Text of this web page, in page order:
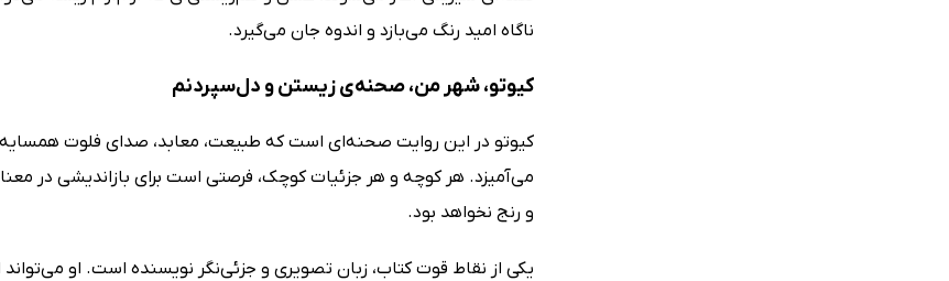
ناگاه امید رنگ می‌بازد و اندوه جان می‌گیرد.
کیوتو، شهر من، صحنه‌ی زیستن و دل‌سپردنم
کیوتو در این روایت صحنه‌ای است که طبیعت، معابد، صدای فلوت
می‌آمیزد. هر کوچه و هر جزئیات کوچک، فرصتی است برای بازاندیشی در
و رنج نخواهد بود.
یکی از نقاط قوت کتاب، زبان تصویری و جزئی‌نگر نویسنده است. او